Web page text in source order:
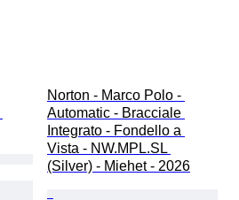
Norton - Marco Polo -
Automatic - Bracciale
Integrato - Fondello a
Vista - NW.MPL.SL
(Silver) - Miehet - 2026